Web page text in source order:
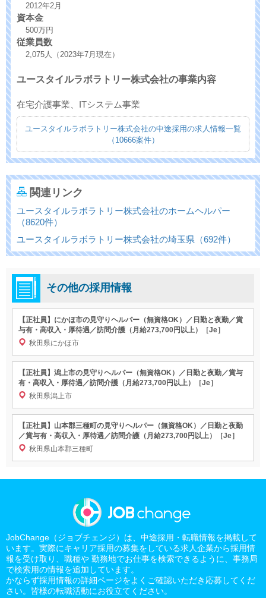
2012年2月
資本金
500万円
従業員数
2,075人（2023年7月現在）
ユースタイルラボラトリー株式会社の事業内容
在宅介護事業、ITシステム事業
ユースタイルラボラトリー株式会社の中途採用の求人情報一覧
（10666案件）
関連リンク
ユースタイルラボラトリー株式会社のホームヘルパー
（8620件）
ユースタイルラボラトリー株式会社の埼玉県（692件）
その他の採用情報
【正社員】にかほ市の見守りヘルパー（無資格OK）／日勤と夜勤／賞
与有・高収入・厚待遇／訪問介護（月給273,700円以上）［Je］
秋田県にかほ市
【正社員】潟上市の見守りヘルパー（無資格OK）／日勤と夜勤／賞与
有・高収入・厚待遇／訪問介護（月給273,700円以上）［Je］
秋田県潟上市
【正社員】山本郡三種町の見守りヘルパー（無資格OK）／日勤と夜勤
／賞与有・高収入・厚待遇／訪問介護（月給273,700円以上）［Je］
秋田県山本郡三種町
JobChange（ジョブチェンジ）は、中途採用・転職情報を掲載して
います。実際にキャリア採用の募集をしている求人企業から採用情
報を受け取り、職種や 勤務地でお仕事を検索できるように、事務局
で検索用の情報を追加しています。
かならず採用情報の詳細ページをよくご確認いただき応募してくだ
さい。皆様の転職活動にお役立てください。